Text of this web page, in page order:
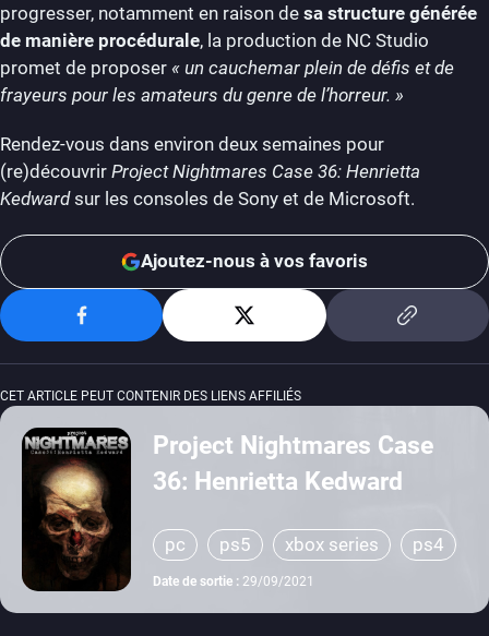
progresser, notamment en raison de sa structure générée
de manière procédurale, la production de NC Studio
promet de proposer « un cauchemar plein de défis et de
frayeurs pour les amateurs du genre de l’horreur. »
Rendez-vous dans environ deux semaines pour
(re)découvrir Project Nightmares Case 36: Henrietta
Kedwardsur les consoles de Sony et de Microsoft.
Ajoutez-nous à vos favoris
CET ARTICLE PEUT CONTENIR DES LIENS AFFILIÉS
Project Nightmares Case
36: Henrietta Kedward
pc ps5 xbox series
ps4
xbox one
Date de sortie : 29/09/2021